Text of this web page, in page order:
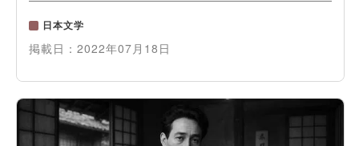
日本文学
掲載日： 2022年07月18日